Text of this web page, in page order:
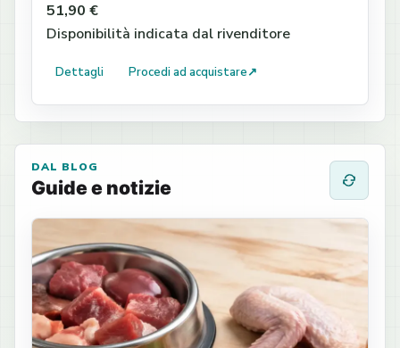
51,90 €
Disponibilità indicata dal rivenditore
Dettagli Procedi ad acquistare↗
DAL BLOG
Guide e notizie